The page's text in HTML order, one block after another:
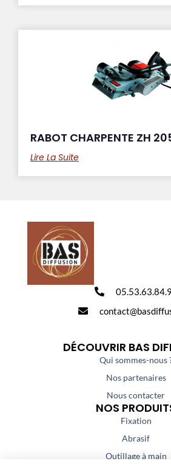
RABOT CHARPENTE ZH
Lire La Suite
DÉCOUVRIR BAS
Qui sommes-nous
Nos partenaires
Nous contacter
NOS
Fixation
Abrasif
Outillage à main